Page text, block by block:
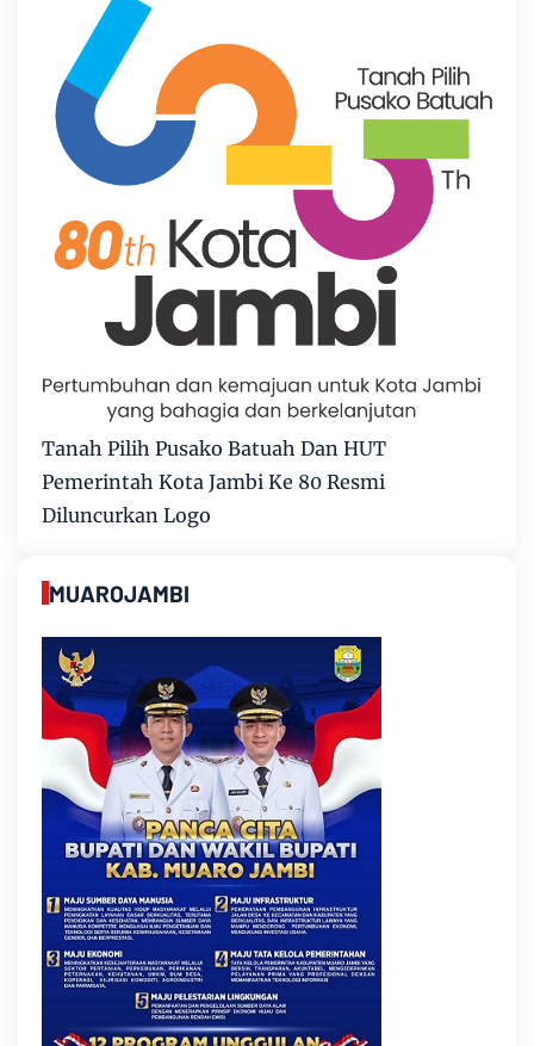
Tanah Pilih Pusako Batuah Dan HUT
Pemerintah Kota Jambi Ke 80 Resmi
Diluncurkan Logo
MUAROJAMBI